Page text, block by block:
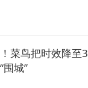
菜鸟把时效降至3
城”